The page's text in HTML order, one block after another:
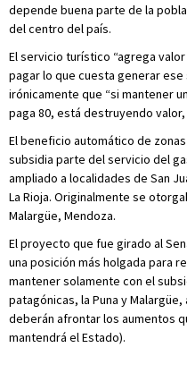
depende buena parte de la
del centro del país.
El servicio turístico “agrega
pagar lo que cuesta generar
irónicamente que “si mantener
paga 80, está destruyendo valor,
El beneficio automático de
subsidia parte del servicio del
ampliado a localidades de San
La Rioja. Originalmente se
Malargüe, Mendoza.
El proyecto que fue girado al
una posición más holgada para
mantener solamente con el
patagónicas, la Puna y
deberán afrontar los aumentos
mantendrá el Estado).